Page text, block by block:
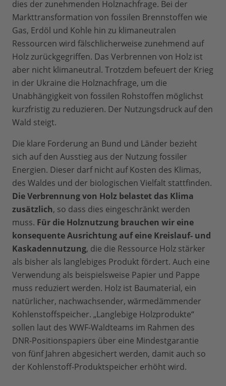
dies der zunehmenden Holznachfrage. Bei der
Markttransformation von fossilen Brennstoffen wie
Gas, Erdöl und Kohle hin zu klimaneutralen
Ressourcen wird fälschlicherweise zunehmend auf
Holz zurückgegriffen. Das Verbrennen von Holz ist
aber nicht klimaneutral. Trotzdem befeuert der Krieg
in der Ukraine die Holznachfrage, um die
Unabhängigkeit von fossilen Rohstoffen möglichst
kurzfristig zu reduzieren. Der Nutzungsdruck auf den
Wald steigt.
Die klare Forderung an Bund und Länder bezieht
sich auf den Ausstieg aus der Nutzung fossiler
Energien. Dieser darf nicht auf Kosten des Klimas,
des Waldes und der biologischen Vielfalt stattfinden.
Die Verbrennung von Holz belastet das Klima
zusätzlich, so dass dies eingeschränkt werden
muss. Für die Holznutzung brauchen wir eine
konsequente Ausrichtung auf eine Kreislauf- und
Kaskadennutzung, die die Ressource Holz stärker
als bisher als langlebiges Produkt fördert. Auch eine
Verwendung als beispielsweise Papier und Pappe
muss reduziert werden. Holz ist Baumaterial, ein
natürlicher, nachwachsender, wärmedämmender
Kohlenstoffspeicher. „Langlebige Holzprodukte“
sollen laut des WWF-Waldteams im Rahmen des
DNR-Positionspapiers über eine Mindestgarantie
von fünf Jahren abgesichert werden, damit auch so
der Kohlenstoff-Produktspeicher erhöht wird.